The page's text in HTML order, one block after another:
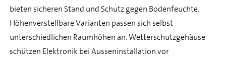
bieten sicheren Stand und Schutz gegen Bodenfeuchte.
Höhenverstellbare Varianten passen sich selbst
unterschiedlichen Raumhöhen an. Wetterschutzgehäuse
schützen Elektronik bei Ausseninstallation vor